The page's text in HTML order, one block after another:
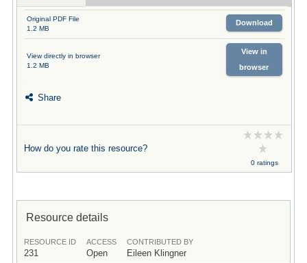
Original PDF File
1.2 MB
Download
View directly in browser
1.2 MB
View in
browser
Share
How do you rate this resource?
0 ratings
Resource details
RESOURCE ID
231
ACCESS
Open
CONTRIBUTED BY
Eileen Klingner